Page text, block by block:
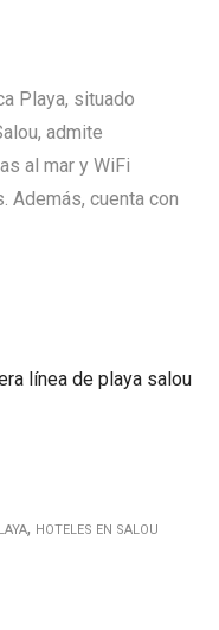
Playa, situado
admite
al mar y WiFi
Además, cuenta con
, HOTELES EN SALOU